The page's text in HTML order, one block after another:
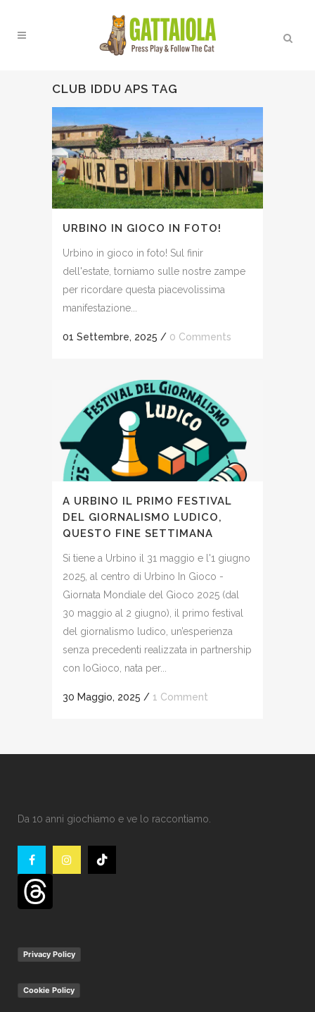
CLUB IDDU APS TAG
URBINO IN GIOCO IN FOTO!
Urbino in gioco in foto! Sul finir
dell'estate, torniamo sulle nostre zampe
per ricordare questa piacevolissima
manifestazione...
01 Settembre, 2025 / 0 Comments
A URBINO IL PRIMO FESTIVAL
DEL GIORNALISMO LUDICO,
QUESTO FINE SETTIMANA
Si tiene a Urbino il 31 maggio e l'1 giugno
2025, al centro di Urbino In Gioco -
Giornata Mondiale del Gioco 2025 (dal
30 maggio al 2 giugno), il primo festival
del giornalismo ludico, un’esperienza
senza precedenti realizzata in partnership
con IoGioco, nata per...
30 Maggio, 2025 / 1 Comment
Da 10 anni giochiamo e ve lo raccontiamo.
Privacy Policy
Cookie Policy